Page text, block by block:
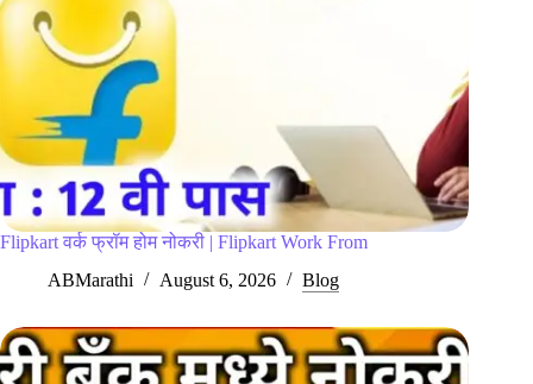
Flipkart वर्क फ्रॉम होम नोकरी | Flipkart Work From
ABMarathi
August 6, 2026 Blog